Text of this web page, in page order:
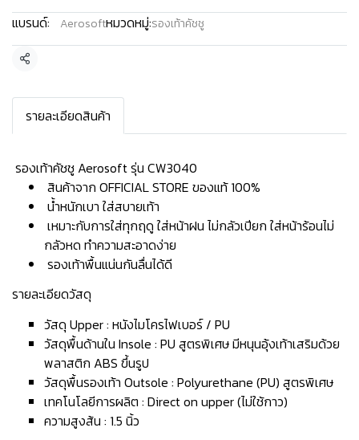
แบรนด์:
Aerosoftหมวดหมู่:รองเท้าคัชชู
แชร์
รายละเอียดสินค้า
️ รองเท้าคัชชู Aerosoft รุ่น CW3040
สินค้าจาก OFFICIAL STORE ของแท้ 100%
น้ำหนักเบา ใส่สบายเท้า
เหมาะกับการใส่ทุกฤดู ใส่หน้าฝน ไม่กลัวเปียก ใส่หน้าร้อนไม่
กลัวหด ทำความสะอาดง่าย
รองเท้าพื้นแน่นกันลื่นได้ดี
รายละเอียดวัสดุ
วัสดุ Upper : หนังไมโครไฟเบอร์ / PU
วัสดุพื้นด้านใน Insole : PU สูตรพิเศษ มีหนุนอุ้งเท้าเสริมด้วย
พลาสติก ABS ขึ้นรูป
วัสดุพื้นรองเท้า Outsole : Polyurethane (PU) สูตรพิเศษ
เทคโนโลยีการผลิต : Direct on upper (ไม่ใช้กาว)
ความสูงส้น : 1.5 นิ้ว